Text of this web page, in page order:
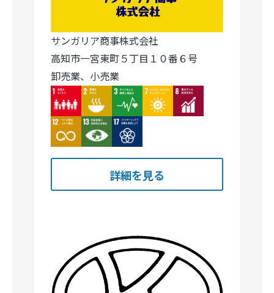
サンガリア商事株式会社
高知市一宮東町５丁目１０番６号
卸売業、小売業
Image
Image Image Image Image
Image Image Image
詳細を見る